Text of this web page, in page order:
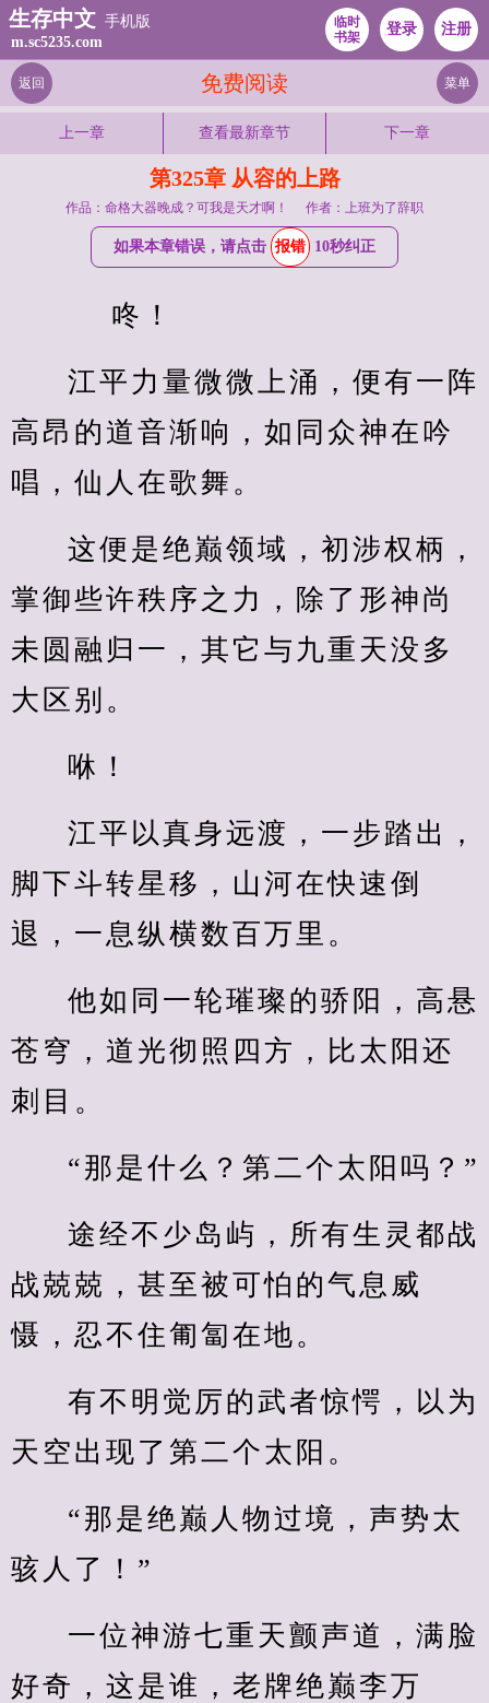
生存中文 手机版
m.sc5235.com
临时
书架
登录 注册
免费阅读
返回 菜单
上一章 查看最新章节 下一章
第325章 从容的上路
作品：命格大器晚成？可我是天才啊！ 作者：上班为了辞职
如果本章错误，请点击 报错 10秒纠正
    咚！
江平力量微微上涌，便有一阵
高昂的道音渐响，如同众神在吟
唱，仙人在歌舞。
这便是绝巅领域，初涉权柄，
掌御些许秩序之力，除了形神尚
未圆融归一，其它与九重天没多
大区别。
咻！
江平以真身远渡，一步踏出，
脚下斗转星移，山河在快速倒
退，一息纵横数百万里。
他如同一轮璀璨的骄阳，高悬
苍穹，道光彻照四方，比太阳还
刺目。
“那是什么？第二个太阳吗？”
途经不少岛屿，所有生灵都战
战兢兢，甚至被可怕的气息威
慑，忍不住匍匐在地。
有不明觉厉的武者惊愕，以为
天空出现了第二个太阳。
“那是绝巅人物过境，声势太
骇人了！”
一位神游七重天颤声道，满脸
好奇，这是谁，老牌绝巅李万